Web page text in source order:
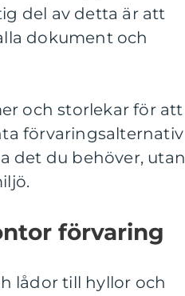
del av detta är att
dokument och
och storlekar för att
förvaringsalternativ
det du behöver, utan
förvaring
lådor till hyllor och